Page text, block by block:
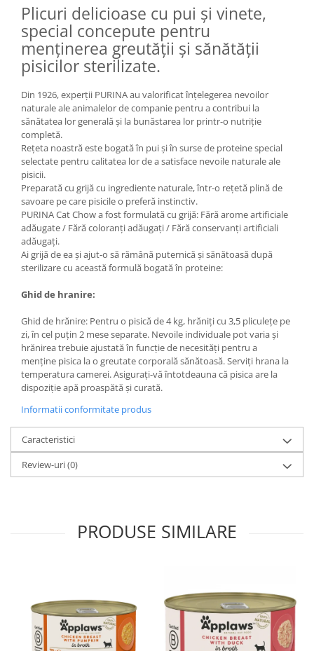
Suplimente vitamino minerale
reptile
Accesorii diverse terarii
Iazuri
Conditioner apa iaz
Hrana pesti iazuri
Teste apa iaz
Filtre iaz
Pompe iaz
Incalzitor Iaz
Accesorii iaz
Cai
Toaletare cai
Casti echitatie
Plicuri delicioase cu pui și vinete,
special concepute pentru
menținerea greutății și sănătății
pisicilor sterilizate.
Din 1926, experții PURINA au valorificat înțelegerea nevoilor
naturale ale animalelor de companie pentru a contribui la
sănătatea lor generală și la bunăstarea lor printr-o nutriție
completă.
Rețeta noastră este bogată în pui și în surse de proteine special
selectate pentru calitatea lor de a satisface nevoile naturale ale
pisicii.
Preparată cu grijă cu ingrediente naturale, într-o rețetă plină de
savoare pe care pisicile o preferă instinctiv.
PURINA Cat Chow a fost formulată cu grijă: Fără arome artificiale
adăugate / Fără coloranți adăugați / Fără conservanți artificiali
adăugați.
Ai grijă de ea și ajut-o să rămână puternică și sănătoasă după
sterilizare cu această formulă bogată în proteine:
Ghid de hranire:
Ghid de hrănire: Pentru o pisică de 4 kg, hrăniți cu 3,5 pliculețe pe
zi, în cel puțin 2 mese separate. Nevoile individuale pot varia și
hrănirea trebuie ajustată în funcție de necesități pentru a
menține pisica la o greutate corporală sănătoasă. Serviți hrana la
temperatura camerei. Asigurați-vă întotdeauna că pisica are la
dispoziție apă proaspătă și curată.
Informatii conformitate produs
Caracteristici
Review-uri(0)
PRODUSE SIMILARE